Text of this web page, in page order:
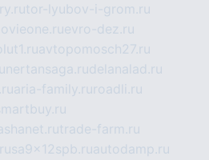
tor-lyubov-i-grom.ru
evro-dez.ru
avtopomosch27.ru
nertansaga.rudelanalad.ru
aria-family.ru roadli.ru
trade-farm.ru
autodamp.ru